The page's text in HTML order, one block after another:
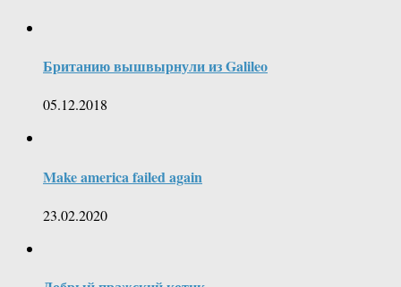
Британию вышвырнули из Galileo
05.12.2018
Make america failed again
23.02.2020